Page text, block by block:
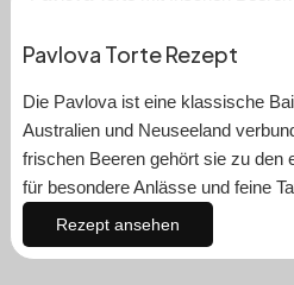
Pavlova Torte Rezept
Die Pavlova ist eine klassische
Australien und Neuseeland
frischen Beeren gehört sie zu den
für besondere Anlässe und feine
Rezept ansehen